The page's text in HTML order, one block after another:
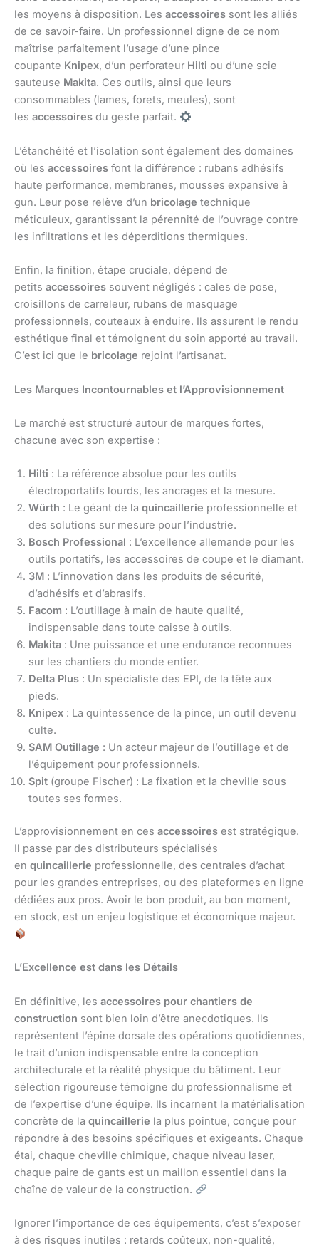
les moyens à disposition. Les accessoires sont les alliés
de ce savoir-faire. Un professionnel digne de ce nom
maîtrise parfaitement l’usage d’une pince
coupante Knipex, d’un perforateur Hilti ou d’une scie
sauteuse Makita. Ces outils, ainsi que leurs
consommables (lames, forets, meules), sont
les accessoires du geste parfait.
L’étanchéité et l’isolation sont également des domaines
où les accessoires font la différence : rubans adhésifs
haute performance, membranes, mousses expansive à
gun. Leur pose relève d’un bricolage technique
méticuleux, garantissant la pérennité de l’ouvrage contre
les infiltrations et les déperditions thermiques.
Enfin, la finition, étape cruciale, dépend de
petits accessoires souvent négligés : cales de pose,
croisillons de carreleur, rubans de masquage
professionnels, couteaux à enduire. Ils assurent le rendu
esthétique final et témoignent du soin apporté au travail.
C’est ici que le bricolage rejoint l’artisanat.
Les Marques Incontournables et l’Approvisionnement
Le marché est structuré autour de marques fortes,
chacune avec son expertise :
Hilti : La référence absolue pour les outils
électroportatifs lourds, les ancrages et la mesure.
Würth : Le géant de la quincaillerie professionnelle et
des solutions sur mesure pour l’industrie.
Bosch Professional : L’excellence allemande pour les
outils portatifs, les accessoires de coupe et le diamant.
3M : L’innovation dans les produits de sécurité,
d’adhésifs et d’abrasifs.
Facom : L’outillage à main de haute qualité,
indispensable dans toute caisse à outils.
Makita : Une puissance et une endurance reconnues
sur les chantiers du monde entier.
Delta Plus : Un spécialiste des EPI, de la tête aux
pieds.
Knipex : La quintessence de la pince, un outil devenu
culte.
SAM Outillage : Un acteur majeur de l’outillage et de
l’équipement pour professionnels.
Spit (groupe Fischer) : La fixation et la cheville sous
toutes ses formes.
L’approvisionnement en ces accessoires est stratégique.
Il passe par des distributeurs spécialisés
en quincaillerie professionnelle, des centrales d’achat
pour les grandes entreprises, ou des plateformes en ligne
dédiées aux pros. Avoir le bon produit, au bon moment,
en stock, est un enjeu logistique et économique majeur.
L’Excellence est dans les Détails
En définitive, les accessoires pour chantiers de
construction sont bien loin d’être anecdotiques. Ils
représentent l’épine dorsale des opérations quotidiennes,
le trait d’union indispensable entre la conception
architecturale et la réalité physique du bâtiment. Leur
sélection rigoureuse témoigne du professionnalisme et
de l’expertise d’une équipe. Ils incarnent la matérialisation
concrète de la quincaillerie la plus pointue, conçue pour
répondre à des besoins spécifiques et exigeants. Chaque
étai, chaque cheville chimique, chaque niveau laser,
chaque paire de gants est un maillon essentiel dans la
chaîne de valeur de la construction.
Ignorer l’importance de ces équipements, c’est s’exposer
à des risques inutiles : retards coûteux, non-qualité,